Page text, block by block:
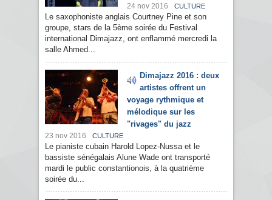
24 nov 2016 CULTURE
Le saxophoniste anglais Courtney Pine et son
groupe, stars de la 5ème soirée du Festival
international Dimajazz, ont enflammé mercredi la
salle Ahmed...
Dimajazz 2016 : deux
artistes offrent un
voyage rythmique et
mélodique sur les
"rivages" du jazz
23 nov 2016 CULTURE
Le pianiste cubain Harold Lopez-Nussa et le
bassiste sénégalais Alune Wade ont transporté
mardi le public constantionois, à la quatrième
soirée du...